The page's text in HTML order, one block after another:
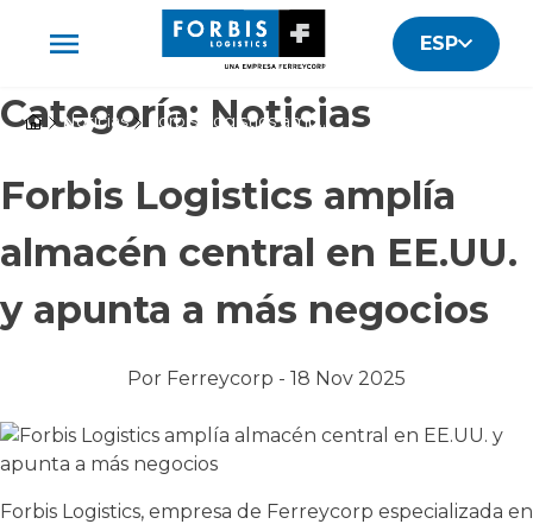
ESP
Categoría: Noticias
Noticias Forbis Logistics amplía almacén central en EE.UU. y apunta a más negocios
Forbis Logistics amplía
almacén central en EE.UU.
y apunta a más negocios
Por Ferreycorp - 18 Nov 2025
Forbis Logistics, empresa de Ferreycorp especializada en